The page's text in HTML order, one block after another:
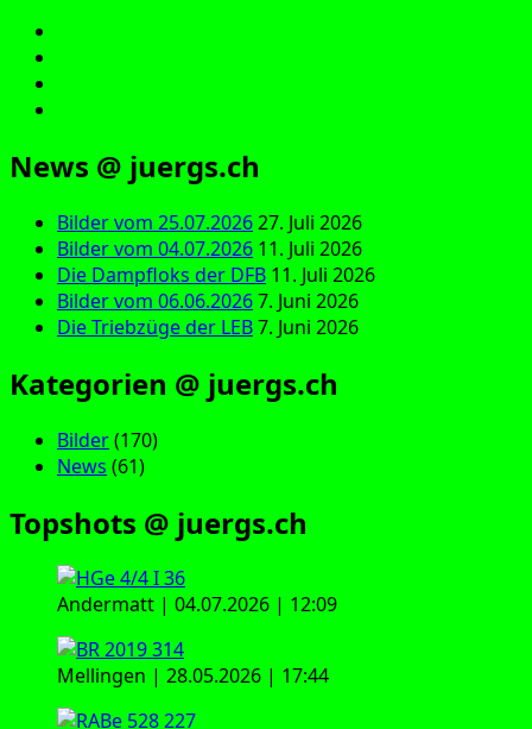
News @ juergs.ch
Bilder vom 25.07.202627. Juli 2026
Bilder vom 04.07.2026 11. Juli 2026
Die Dampfloks der DFB 11. Juli 2026
Bilder vom 06.06.20267. Juni 2026
Die Triebzüge der LEB7. Juni 2026
Kategorien @ juergs.ch
Bilder(170)
News (61)
Topshots @ juergs.ch
Andermatt | 04.07.2026 | 12:09
Mellingen | 28.05.2026 | 17:44